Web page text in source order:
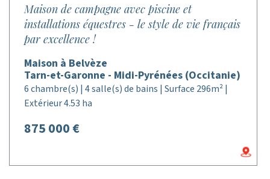
Maison de campagne avec piscine et
installations équestres - le style de vie français
par excellence !
Maison à Belvèze
Tarn-et-Garonne - Midi-Pyrénées (Occitanie)
6 chambre(s) | 4 salle(s) de bains | Surface 296m² |
Extérieur 4.53 ha
875 000 €